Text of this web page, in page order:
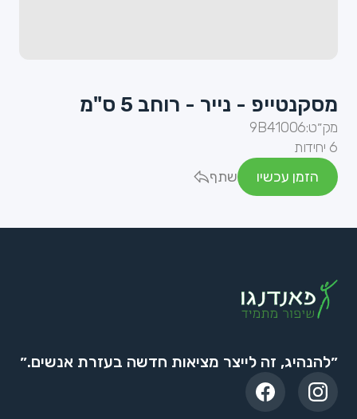
מסקנטייפ - נייר - רוחב 5 ס"מ
מק״ט:9B41006
6 יחידות
הזמן עכשיו
שתף
״להנהיג, זה לייצר מציאות חדשה בעזרת אנשים.״